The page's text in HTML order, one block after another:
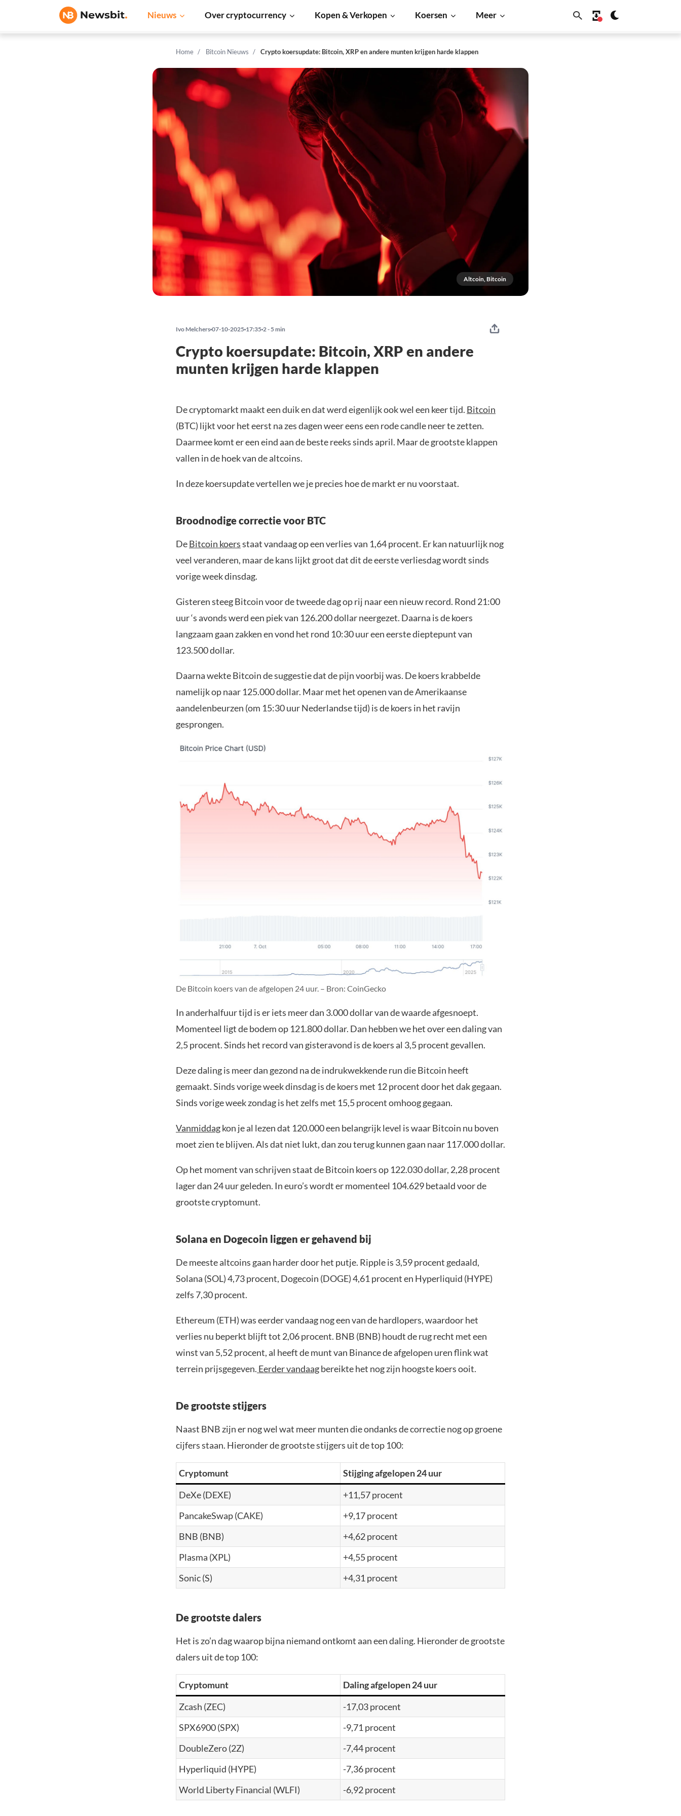
Nieuws Over cryptocurrency Kopen & Verkopen Koersen Meer
Home Bitcoin Nieuws Crypto koersupdate: Bitcoin, XRP en andere munten krijgen harde klappen
Altcoin, Bitcoin
Ivo Melchers 07-10-2025 17:35 2 - 5 min
Crypto koersupdate: Bitcoin, XRP en andere
munten krijgen harde klappen
De cryptomarkt maakt een duik en dat werd eigenlijk ook wel een keer tijd. Bitcoin
(BTC) lijkt voor het eerst na zes dagen weer eens een rode candle neer te zetten.
Daarmee komt er een eind aan de beste reeks sinds april. Maar de grootste klappen
vallen in de hoek van de altcoins.
In deze koersupdate vertellen we je precies hoe de markt er nu voorstaat.
Broodnodige correctie voor BTC
DeBitcoin koersstaat vandaag op een verlies van 1,64 procent. Er kan natuurlijk nog
veel veranderen, maar de kans lijkt groot dat dit de eerste verliesdag wordt sinds
vorige week dinsdag.
Gisteren steeg Bitcoin voor de tweede dag op rij naar een nieuw record. Rond 21:00
uur ‘s avonds werd een piek van 126.200 dollar neergezet. Daarna is de koers
langzaam gaan zakken en vond het rond 10:30 uur een eerste dieptepunt van
123.500 dollar.
Daarna wekte Bitcoin de suggestie dat de pijn voorbij was. De koers krabbelde
namelijk op naar 125.000 dollar. Maar met het openen van de Amerikaanse
aandelenbeurzen (om 15:30 uur Nederlandse tijd) is de koers in het ravijn
gesprongen.
De Bitcoin koers van de afgelopen 24 uur. – Bron: CoinGecko
In anderhalfuur tijd is er iets meer dan 3.000 dollar van de waarde afgesnoept.
Momenteel ligt de bodem op 121.800 dollar. Dan hebben we het over een daling van
2,5 procent. Sinds het record van gisteravond is de koers al 3,5 procent gevallen.
Deze daling is meer dan gezond na de indrukwekkende run die Bitcoin heeft
gemaakt. Sinds vorige week dinsdag is de koers met 12 procent door het dak gegaan.
Sinds vorige week zondag is het zelfs met 15,5 procent omhoog gegaan.
Vanmiddagkon je al lezen dat 120.000 een belangrijk level is waar Bitcoin nu boven
moet zien te blijven. Als dat niet lukt, dan zou terug kunnen gaan naar 117.000 dollar.
Op het moment van schrijven staat de Bitcoin koers op 122.030 dollar, 2,28 procent
lager dan 24 uur geleden. In euro’s wordt er momenteel 104.629 betaald voor de
grootste cryptomunt.
Solana en Dogecoin liggen er gehavend bij
De meeste altcoins gaan harder door het putje. Ripple is 3,59 procent gedaald,
Solana (SOL) 4,73 procent, Dogecoin (DOGE) 4,61 procent en Hyperliquid (HYPE)
zelfs 7,30 procent.
Ethereum (ETH) was eerder vandaag nog een van de hardlopers, waardoor het
verlies nu beperkt blijft tot 2,06 procent. BNB (BNB) houdt de rug recht met een
winst van 5,52 procent, al heeft de munt van Binance de afgelopen uren flink wat
terrein prijsgegeven. Eerder vandaagbereikte het nog zijn hoogste koers ooit.
De grootste stijgers
Naast BNB zijn er nog wel wat meer munten die ondanks de correctie nog op groene
cijfers staan. Hieronder de grootste stijgers uit de top 100:
Cryptomunt
Stijging afgelopen 24 uur
DeXe (DEXE)
+11,57 procent
PancakeSwap (CAKE)
+9,17 procent
BNB (BNB)
+4,62 procent
Plasma (XPL)
+4,55 procent
Sonic (S)
+4,31 procent
De grootste dalers
Het is zo’n dag waarop bijna niemand ontkomt aan een daling. Hieronder de grootste
dalers uit de top 100:
Cryptomunt
Daling afgelopen 24 uur
Zcash (ZEC)
-17,03 procent
SPX6900 (SPX)
-9,71 procent
DoubleZero (2Z)
-7,44 procent
Hyperliquid (HYPE)
-7,36 procent
World Liberty Financial (WLFI)
-6,92 procent